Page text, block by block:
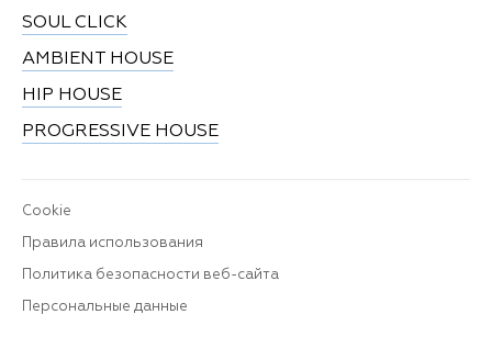
SOUL CLICK
AMBIENT HOUSE
HIP HOUSE
PROGRESSIVE HOUSE
Cookie
Правила использования
Политика безопасности веб-сайта
Персональные данные